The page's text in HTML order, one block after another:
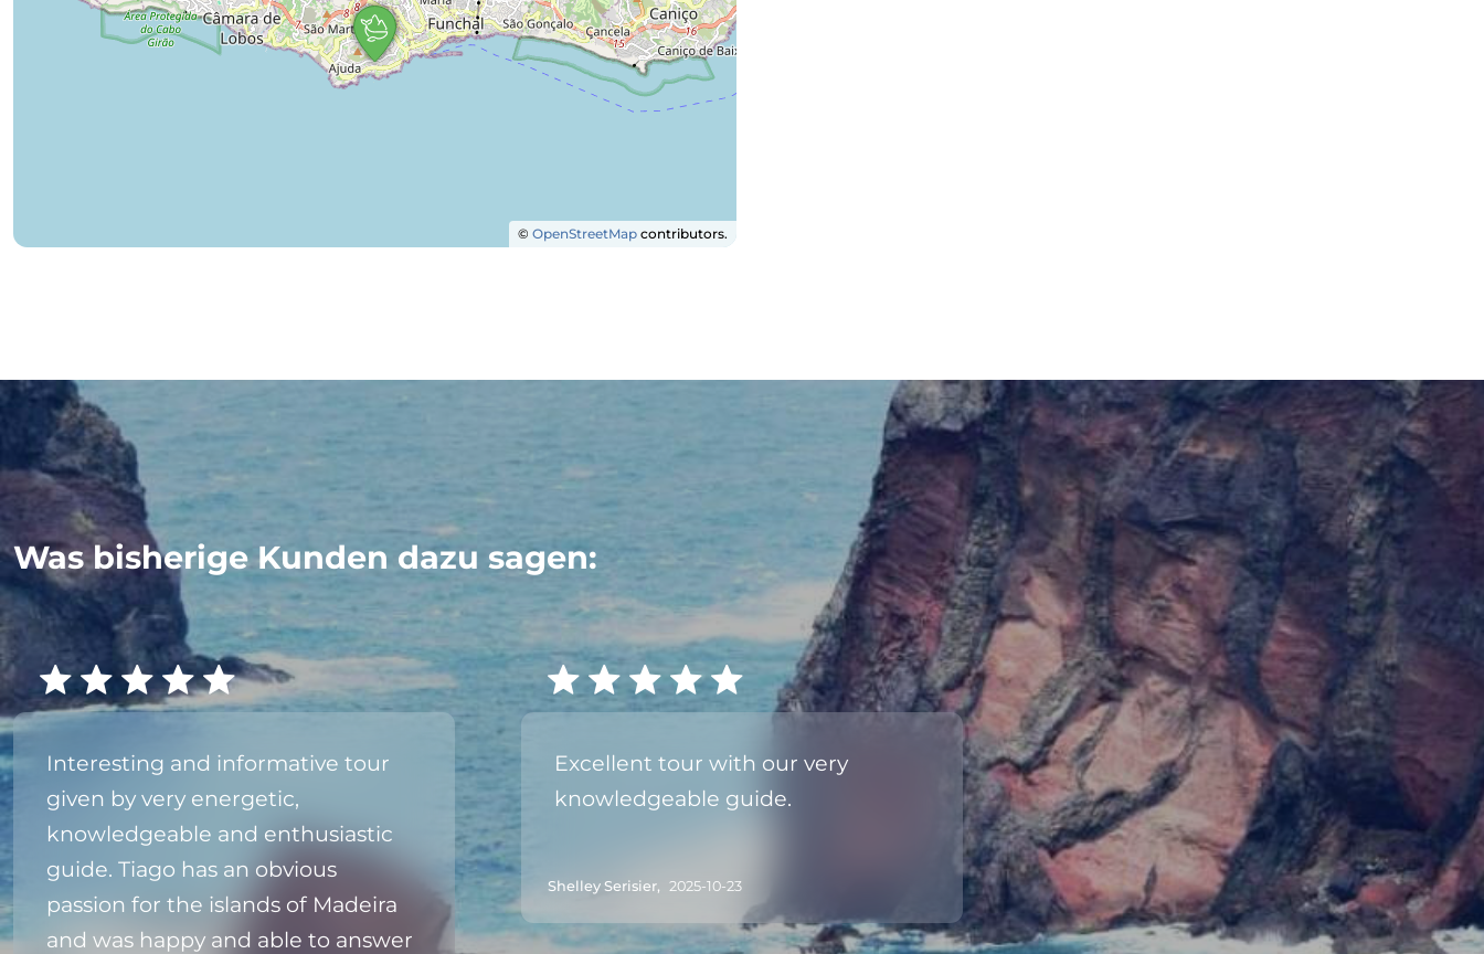
©OpenStreetMap contributors.
Was bisherige Kunden dazu sagen:
Interesting and informative tour
given by very energetic,
knowledgeable and enthusiastic
guide. Tiago has an obvious
passion for the islands of Madeira
and was happy and able to answer
Excellent tour with our very
knowledgeable guide.
Shelley Serisier, 2025-10-23